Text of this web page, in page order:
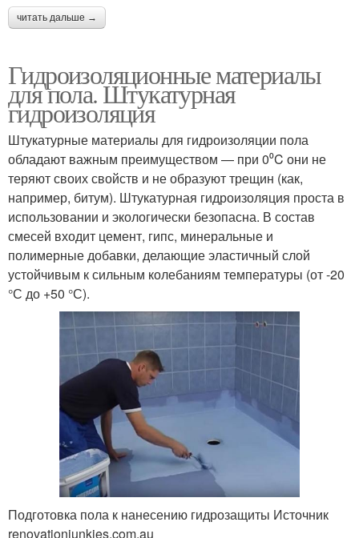
читать дальше →
Гидроизоляционные материалы
для пола. Штукатурная
гидроизоляция
Штукатурные материалы для гидроизоляции пола
обладают важным преимуществом — при 0⁰C они не
теряют своих свойств и не образуют трещин (как,
например, битум). Штукатурная гидроизоляция проста в
использовании и экологически безопасна. В состав
смесей входит цемент, гипс, минеральные и
полимерные добавки, делающие эластичный слой
устойчивым к сильным колебаниям температуры (от -20
°С до +50 °С).
Подготовка пола к нанесению гидрозащиты Источник
renovationjunkies.com.au